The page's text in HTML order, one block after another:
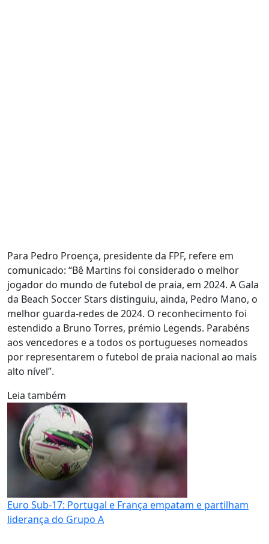
Para Pedro Proença, presidente da FPF, refere em
comunicado: “Bê Martins foi considerado o melhor
jogador do mundo de futebol de praia, em 2024. A Gala
da Beach Soccer Stars distinguiu, ainda, Pedro Mano, o
melhor guarda-redes de 2024. O reconhecimento foi
estendido a Bruno Torres, prémio Legends. Parabéns
aos vencedores e a todos os portugueses nomeados
por representarem o futebol de praia nacional ao mais
alto nível”.
Leia também
Euro Sub-17: Portugal e França empatam e partilham
liderança do Grupo A